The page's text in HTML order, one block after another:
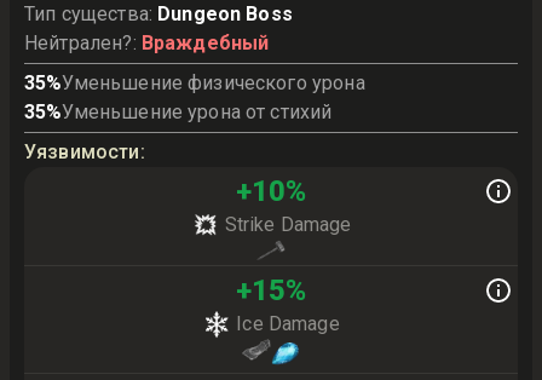
Тип существа: Dungeon Boss
Нейтрален?: Враждебный
35%Уменьшение физического урона
35%Уменьшение урона от стихий
Уязвимости:
+10%
Strike Damage
+15%
Ice Damage